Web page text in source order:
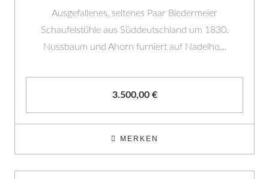
Ausgefallenes, seltenes Paar Biedermeier
Schaufelstühle aus Süddeutschland um 1830.
Nussbaum und Ahorn furniert auf Nadelho…
3.500,00 €
MERKEN